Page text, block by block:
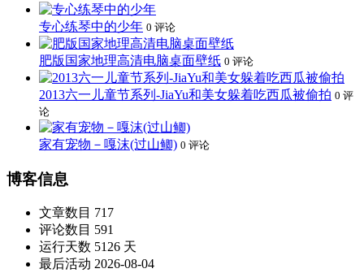
专心练琴中的少年 0 评论
肥版国家地理高清电脑桌面壁纸 0 评论
2013六一儿童节系列-JiaYu和美女躲着吃西瓜被偷拍 0 评
论
家有宠物－嘎沫(过山鲫) 0 评论
博客信息
文章数目 717
评论数目 591
运行天数 5126 天
最后活动 2026-08-04